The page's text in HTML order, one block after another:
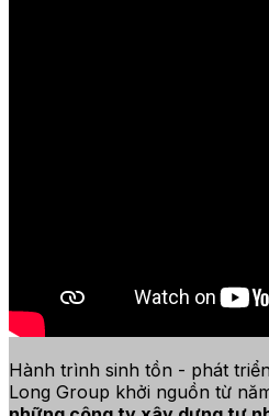
Hành trình sinh tồn - phát
Long Group khởi nguồn từ